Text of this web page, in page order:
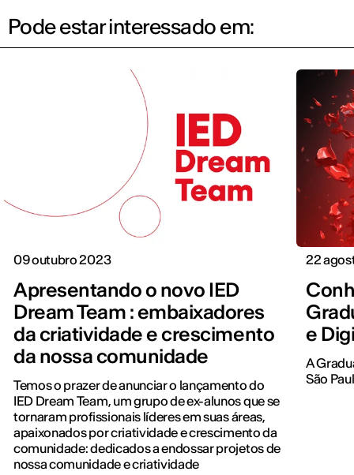
Pode estar interessado em:
09 outubro 2023
Apresentando o novo IED
Dream Team : embaixadores
da criatividade e crescimento
da nossa comunidade
Temos o prazer de anunciar o lançamento do
IED Dream Team, um grupo de ex-alunos que se
tornaram profissionais líderes em suas áreas,
apaixonados por criatividade e crescimento da
comunidade: dedicados a endossar projetos de
nossa comunidade e criatividade
22
e
A
São